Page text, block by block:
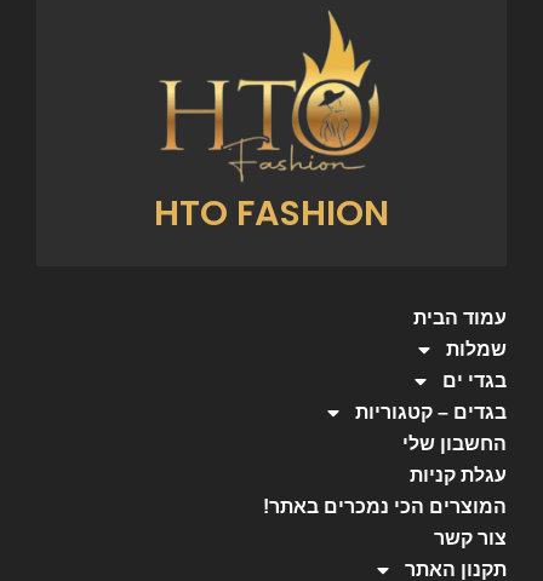
HTO FASHION
עמוד הבית
שמלות
בגדי ים
בגדים – קטגוריות
החשבון שלי
עגלת קניות
המוצרים הכי נמכרים באתר!
צור קשר
תקנון האתר